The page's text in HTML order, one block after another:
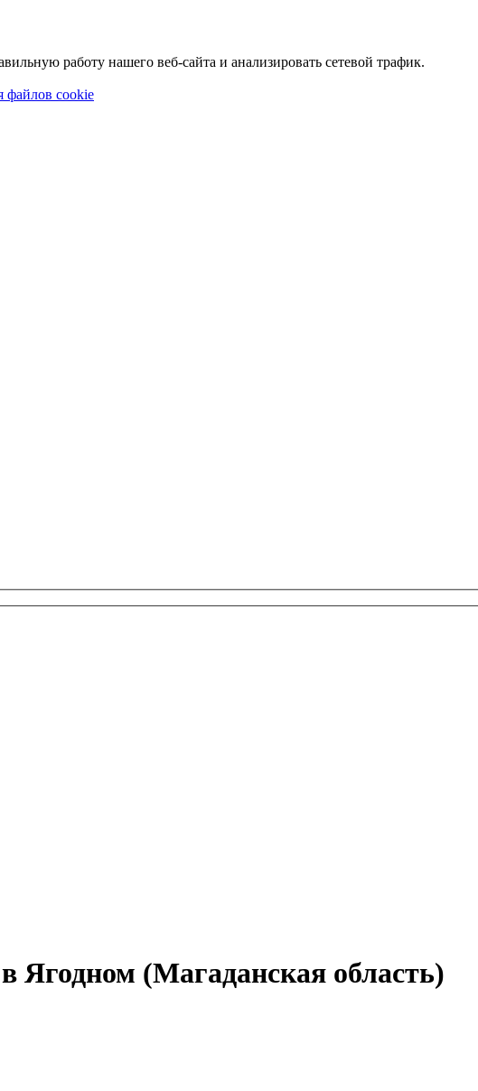
работу нашего веб-сайта и анализировать сетевой трафик.
файлов cookie
Ягодном (Магаданская область)